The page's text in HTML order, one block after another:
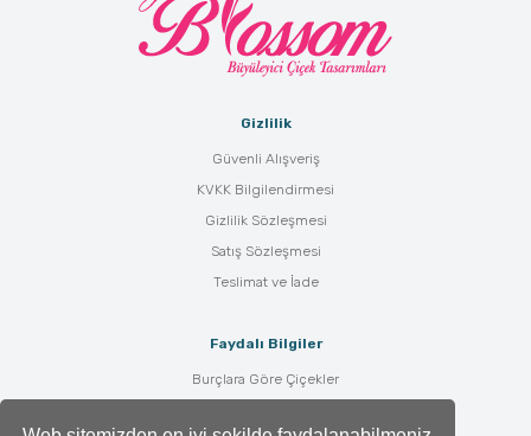
Gizlilik
Güvenli Alışveriş
KVKK Bilgilendirmesi
Gizlilik Sözleşmesi
Satış Sözleşmesi
Teslimat ve İade
Faydalı Bilgiler
Burçlara Göre Çiçekler